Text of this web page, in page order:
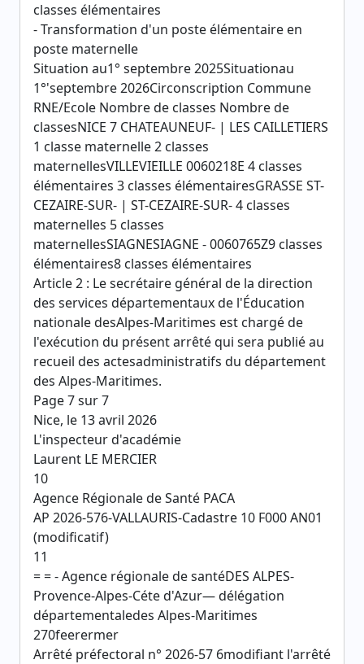
classes élémentaires
- Transformation d'un poste élémentaire en
poste maternelle
Situation au1° septembre 2025Situationau
1°'septembre 2026Circonscription Commune
RNE/Ecole Nombre de classes Nombre de
classesNICE 7 CHATEAUNEUF- | LES CAILLETIERS
1 classe maternelle 2 classes
maternellesVILLEVIEILLE 0060218E 4 classes
élémentaires 3 classes élémentairesGRASSE ST-
CEZAIRE-SUR- | ST-CEZAIRE-SUR- 4 classes
maternelles 5 classes
maternellesSIAGNESIAGNE - 0060765Z9 classes
élémentaires8 classes élémentaires
Article 2 : Le secrétaire général de la direction
des services départementaux de l'Éducation
nationale desAlpes-Maritimes est chargé de
l'exécution du présent arrêté qui sera publié au
recueil des actesadministratifs du département
des Alpes-Maritimes.
Page 7 sur 7
Nice, le 13 avril 2026
L'inspecteur d'académie
Laurent LE MERCIER
10
Agence Régionale de Santé PACA
AP 2026-576-VALLAURIS-Cadastre 10 F000 AN01
(modificatif)
11
= = - Agence régionale de santéDES ALPES-
Provence-Alpes-Céte d'Azur— délégation
départementaledes Alpes-Maritimes
270feerermer
Arrêté préfectoral n° 2026-57 6modifiant l'arrêté